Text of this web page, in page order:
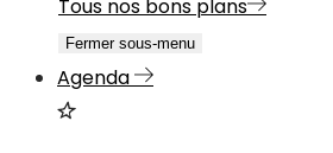
Tous nos bons plans
Fermer sous-menu
Agenda